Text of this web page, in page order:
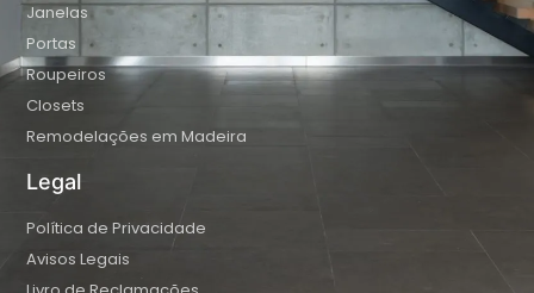
Janelas
Portas
Roupeiros
Closets
Remodelações em Madeira
Legal
Política de Privacidade
Avisos Legais